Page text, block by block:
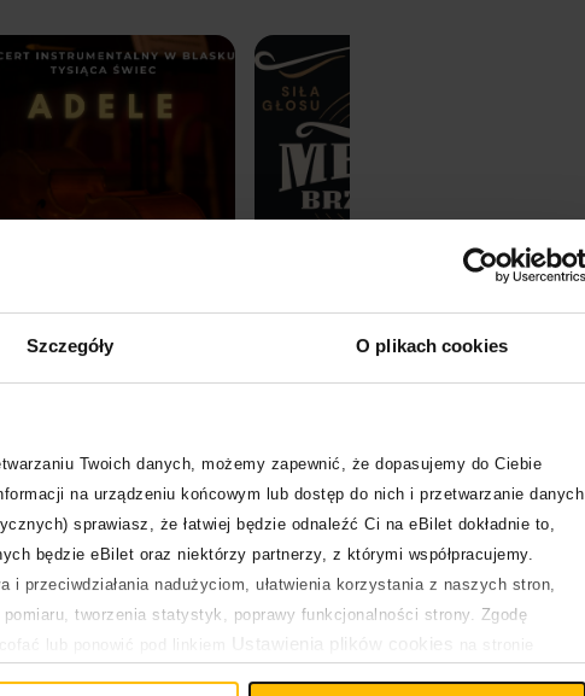
Szczegóły O plikach cookies
Twoich danych, możemy zapewnić, że dopasujemy do Ciebie
na urządzeniu końcowym lub dostęp do nich i przetwarzanie danych
sprawiasz, że łatwiej będzie odnaleźć Ci na eBilet dokładnie to,
będzie eBilet oraz niektórzy partnerzy, z którymi współpracujemy.
przeciwdziałania nadużyciom, ułatwienia korzystania z naszych stron,
tworzenia statystyk, poprawy funkcjonalności strony. Zgodę
Ustawienia plików cookies
Kup bilet Kup bilet
EP-ki, czy Chair jest demure, czy
a Hubert przedstawicielem